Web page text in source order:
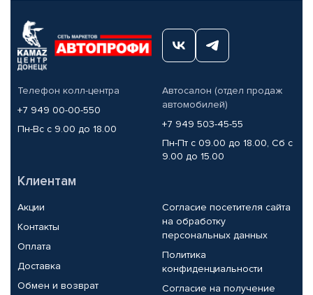
Телефон колл-центра
+7 949 00-00-550
Пн-Вс с 9.00 до 18.00
Автосалон (отдел продаж
автомобилей)
+7 949 503-45-55
Пн-Пт с 09.00 до 18.00, Сб с
9.00 до 15.00
Клиентам
Акции
Контакты
Оплата
Доставка
Обмен и возврат
Согласие посетителя сайта
на обработку
персональных данных
Политика
конфиденциальности
Согласие на получение